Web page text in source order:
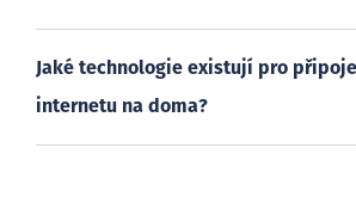
Jaké technologie existují pro
internetu na doma?